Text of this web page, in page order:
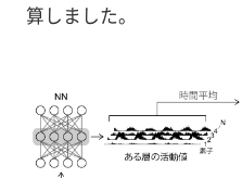
算しました。